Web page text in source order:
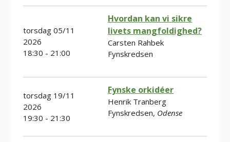
torsdag 05/11
2026
18:30 - 21:00
Hvordan kan vi sikre
livets mangfoldighed?
Carsten Rahbek
Fynskredsen
torsdag 19/11
2026
19:30 - 21:30
Fynske orkidéer
Henrik Tranberg
Fynskredsen, Odense